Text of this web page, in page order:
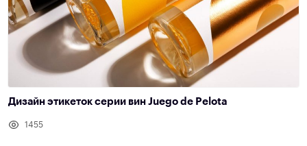
Дизайн этикеток серии вин Juego de Pelota
1455